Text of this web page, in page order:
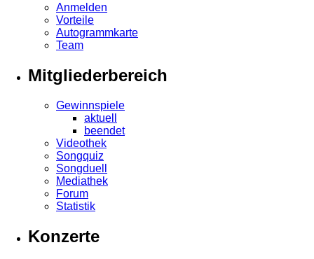
Anmelden
Vorteile
Autogrammkarte
Team
Mitgliederbereich
Gewinnspiele
aktuell
beendet
Videothek
Songquiz
Songduell
Mediathek
Forum
Statistik
Konzerte